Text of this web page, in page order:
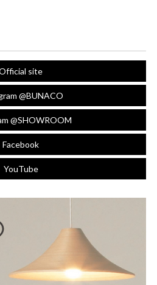
site
@BUNACO
@SHOWROOM
Facebook
YouTube